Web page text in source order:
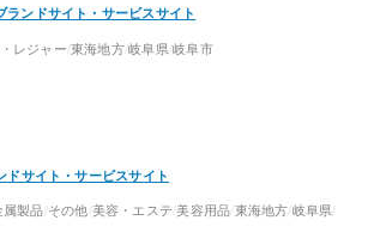
ランドサイト・サービスサイト
レジャー 東海地方 岐阜県 岐阜市
ドサイト・サービスサイト
属製品 その他 美容・エステ 美容用品 東海地方 岐阜県